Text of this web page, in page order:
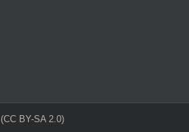
(CC BY-SA 2.0)‎